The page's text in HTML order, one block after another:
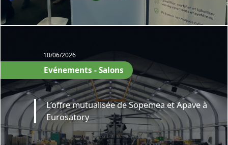
10/06/2026
Evénements - Salons
L’offre mutualisée de Sopemea et Apave à
Eurosatory